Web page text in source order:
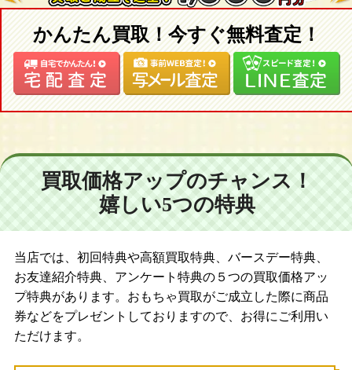
かんたん買取！今すぐ無料査定！
買取価格アップのチャンス！
嬉しい5つの特典
当店では、初回特典や高額買取特典、バースデー特典、
お友達紹介特典、アンケート特典の５つの買取価格アッ
プ特典があります。おもちゃ買取がご成立した際に商品
券などをプレゼントしておりますので、お得にご利用い
ただけます。